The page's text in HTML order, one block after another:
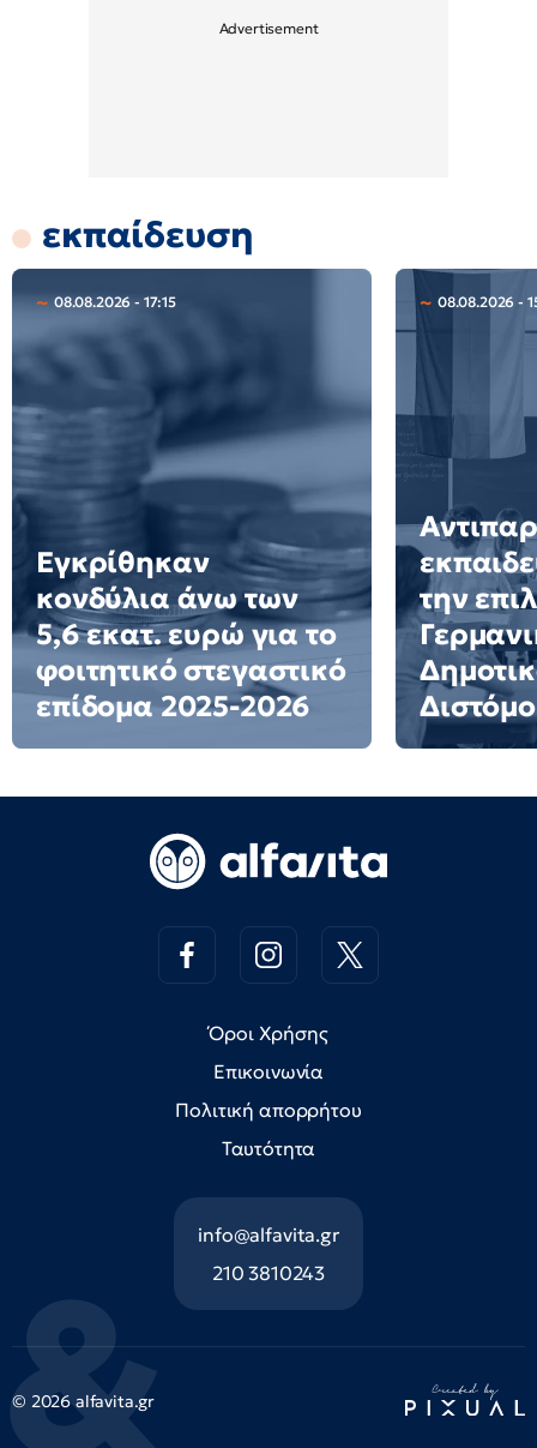
εκπαίδευση
08.08.2026 - 17:15
Εγκρίθηκαν
κονδύλια άνω των
5,6 εκατ. ευρώ για το
φοιτητικό στεγαστικό
επίδομα 2025-2026
08.08.2026 -
την
Όροι Χρήσης
Επικοινωνία
Πολιτική απορρήτου
Ταυτότητα
info@alfavita.gr
210 3810243
© 2026 alfavita.gr